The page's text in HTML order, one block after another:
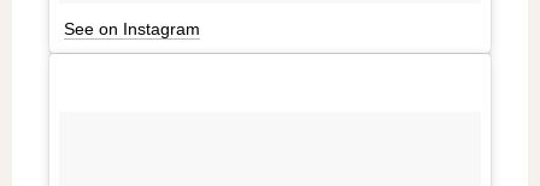
See on Instagram